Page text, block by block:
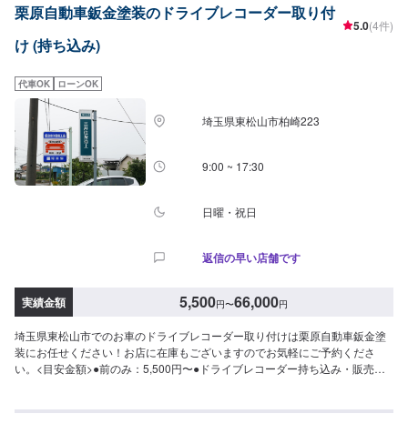
栗原自動車鈑金塗装のドライブレコーダー取り付
け (持ち込み)
5.0(4件)
代車OK ローンOK
埼玉県東松山市柏崎223
9:00 ~ 17:30
日曜・祝日
返信の早い店舗です
実績金額 5,500円〜66,000円
埼玉県東松山市でのお車のドライブレコーダー取り付けは栗原自動車鈑金塗
装にお任せください！お店に在庫もございますのでお気軽にご予約くださ
い。<目安金額>●前のみ：5,500円〜●ドライブレコーダー持ち込み・販売
モットーに日々対応させていただいております。専門の鈑金・塗装では、高